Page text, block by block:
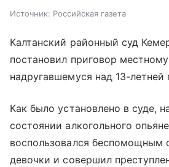
Источник: Российская газета
Калтанский районный суд
постановил приговор
надругавшемуся над 13-летней
Как было установлено в суде,
состоянии алкогольного
воспользовался беспомощным
девочки и совершил